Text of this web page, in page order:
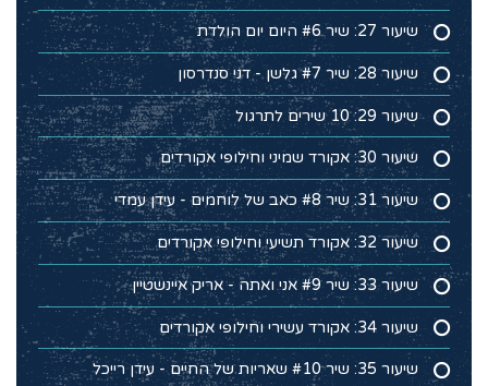
שיעור 27: שיר #6 היום יום הולדת
שיעור 28: שיר #7 גלשן - דני סנדרסון
שיעור 29: 10 שירים לתרגול
שיעור 30: אקורד שמיני וחילופי אקורדים
שיעור 31: שיר #8 כאב של לוחמים - עידן עמדי
שיעור 32: אקורד תשיעי וחילופי אקורדים
שיעור 33: שיר #9 אני ואתה - אריק איינשטיין
שיעור 34: אקורד עשירי וחילופי אקורדים
שיעור 35: שיר #10 שאריות של החיים - עידן רייכל